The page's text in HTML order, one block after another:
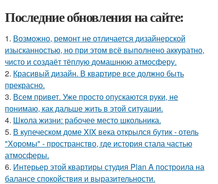
Последние обновления на сайте:
1. Возможно, ремонт не отличается дизайнерской
изысканностью, но при этом всё выполнено аккуратно,
чисто и создаёт тёплую домашнюю атмосферу.
2. Красивый дизайн. В квартире все должно быть
прекрасно.
3. Всем привет. Уже просто опускаются руки, не
понимаю, как дальше жить в этой ситуации.
4. Школа жизни: рабочее место школьника.
5. В купеческом доме XIX века открылся бутик - отель
"Хоромы" - пространство, где история стала частью
атмосферы.
6. Интерьер этой квартиры студия Plan A построила на
балансе спокойствия и выразительности.